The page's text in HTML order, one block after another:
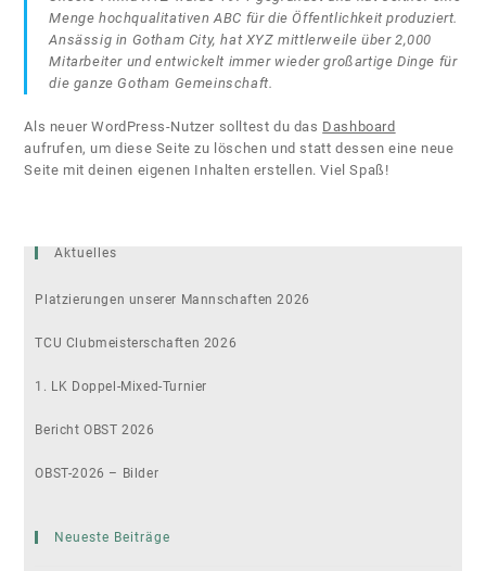
Menge hochqualitativen ABC für die Öffentlichkeit produziert.
Ansässig in Gotham City, hat XYZ mittlerweile über 2,000
Mitarbeiter und entwickelt immer wieder großartige Dinge für
die ganze Gotham Gemeinschaft.
Als neuer WordPress-Nutzer solltest du das Dashboard
aufrufen, um diese Seite zu löschen und statt dessen eine neue
Seite mit deinen eigenen Inhalten erstellen. Viel Spaß!
Aktuelles
Platzierungen unserer Mannschaften 2026
TCU Clubmeisterschaften 2026
1. LK Doppel-Mixed-Turnier
Bericht OBST 2026
OBST-2026 – Bilder
Neueste Beiträge